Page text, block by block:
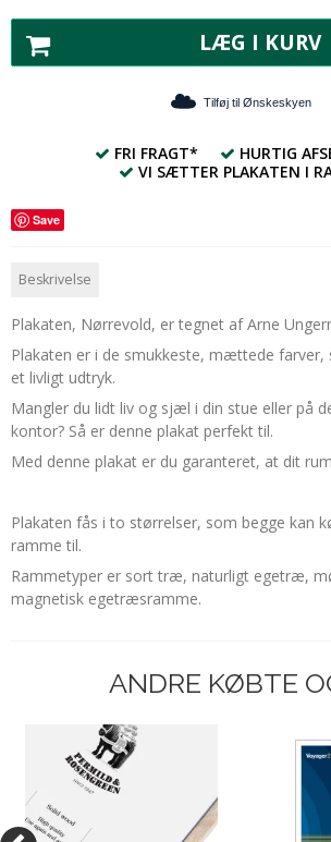
LÆG I KURV
Tilføj til Ønskeskyen
FRI FRAGT*
HURTIG
VI SÆTTER PLAKATEN I
Save
Beskrivelse
Plakaten, Nørrevold, er tegnet af Arne
Plakaten er i de smukkeste, mættede farver,
et livligt udtryk.
Mangler du lidt liv og sjæl i din stue eller på
kontor? Så er denne plakat perfekt til.
Med denne plakat er du garanteret, at dit
Plakaten fås i to størrelser, som begge kan
ramme til.
Rammetyper er sort træ, naturligt egetræ,
magnetisk egetræsramme.
ANDRE KØBTE